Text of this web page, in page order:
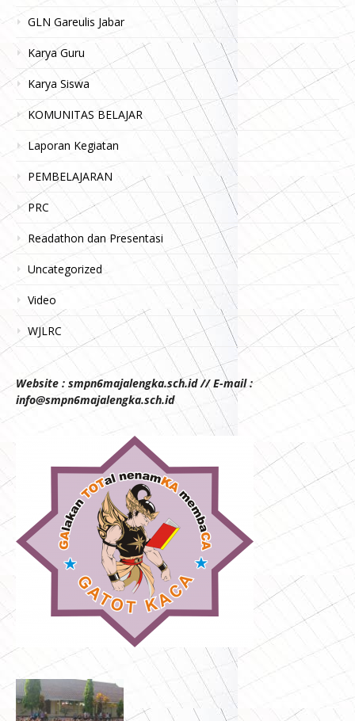
GLN Gareulis Jabar
Karya Guru
Karya Siswa
KOMUNITAS BELAJAR
Laporan Kegiatan
PEMBELAJARAN
PRC
Readathon dan Presentasi
Uncategorized
Video
WJLRC
Website : smpn6majalengka.sch.id // E-mail :
info@smpn6majalengka.sch.id